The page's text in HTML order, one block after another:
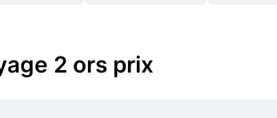
2 ors prix